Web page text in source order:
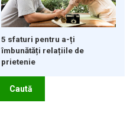
5 sfaturi pentru a-ți
îmbunătăți relațiile de
prietenie